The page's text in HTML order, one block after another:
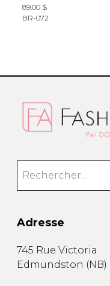
89.00 $
BR-072
Adresse
745 Rue Victoria
Edmundston (NB)